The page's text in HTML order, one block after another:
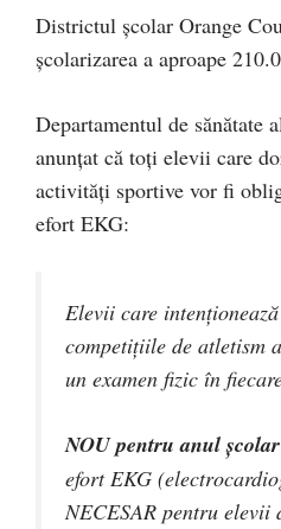
Districtul școlar Orange
școlarizarea a aproape
Departamentul de sănătate
anunțat că toți elevii care
activități sportive vor fi
efort EKG:
Elevii care
competițiile de atletism
un examen fizic în
NOU pentru anul
efort EKG
NECESAR pentru elevii